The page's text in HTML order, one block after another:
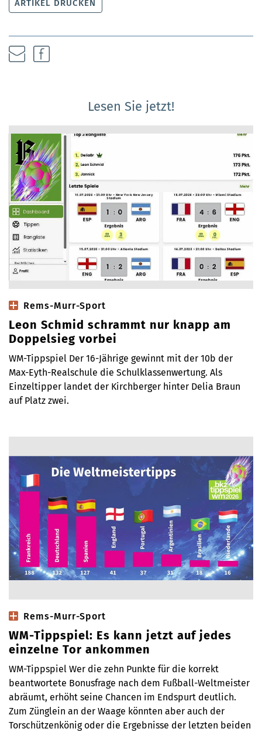
ARTIKEL DRUCKEN
Lesen Sie jetzt!
Rems-Murr-Sport
Leon Schmid schrammt nur knapp am
Doppelsieg vorbei
WM-Tippspiel Der 16-Jährige gewinnt mit der 10b der
Max-Eyth-Realschule die Schulklassenwertung. Als
Einzeltipper landet der Kirchberger hinter Delia Braun
auf Platz zwei.
Rems-Murr-Sport
WM-Tippspiel: Es kann jetzt auf jedes
einzelne Tor ankommen
WM-Tippspiel Wer die zehn Punkte für die korrekt
beantwortete Bonusfrage nach dem Fußball-Weltmeister
abräumt, erhöht seine Chancen im Endspurt deutlich.
Zum Zünglein an der Waage könnten aber auch der
Torschützenkönig oder die Ergebnisse der letzten beiden